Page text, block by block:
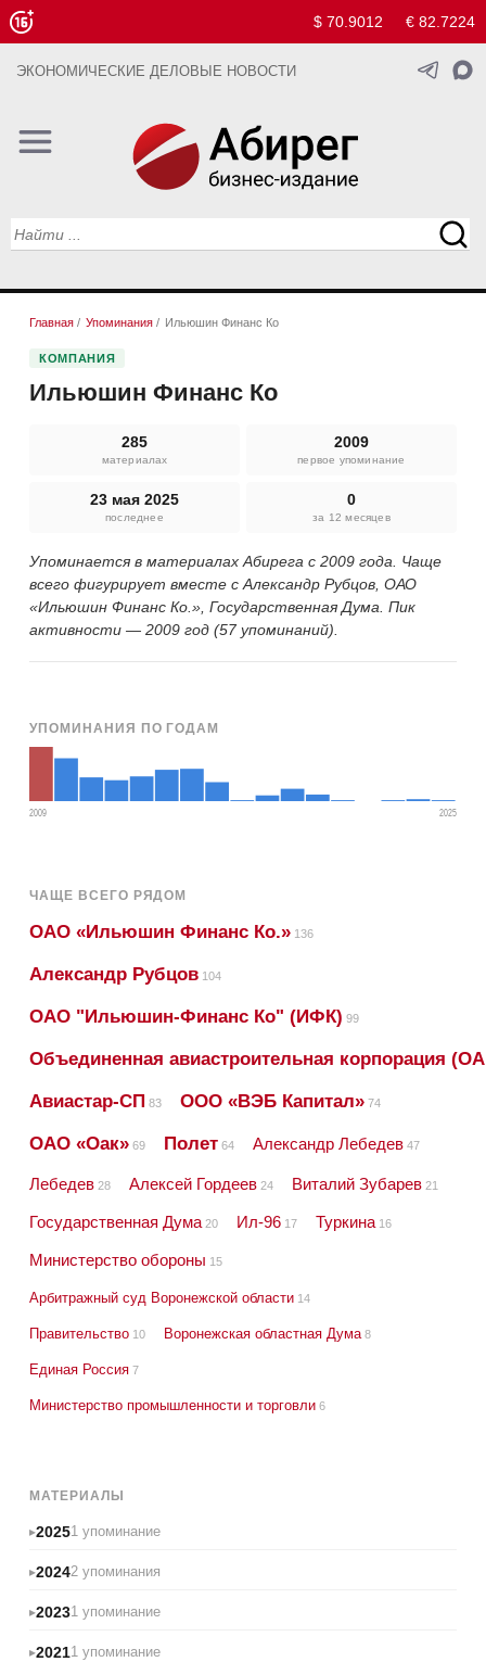
$ 70.9012 € 82.7224
ЭКОНОМИЧЕСКИЕ ДЕЛОВЫЕ НОВОСТИ
Главная / Упоминания / Ильюшин Финанс Ко
КОМПАНИЯ
Ильюшин Финанс Ко
285
материалах
2009
первое упоминание
23 мая 2025
последнее
0
за 12 месяцев
Упоминается в материалах Абирега с 2009 года. Чаще
всего фигурирует вместе с Александр Рубцов, ОАО
«Ильюшин Финанс Ко.», Государственная Дума. Пик
активности — 2009 год (57 упоминаний).
УПОМИНАНИЯ ПО ГОДАМ
2009 2025
ЧАЩЕ ВСЕГО РЯДОМ
ОАО «Ильюшин Финанс Ко.» 136
Александр Рубцов 104
ОАО "Ильюшин-Финанс Ко" (ИФК) 99
Объединенная авиастроительная корпорация
Авиастар-СП 83 ООО «ВЭБ Капитал» 74
ОАО «Оак» 69 Полет 64 Александр Лебедев 47
Лебедев 28 Алексей Гордеев 24 Виталий Зубарев 21
Государственная Дума 20 Ил-96 17 Туркина 16
Министерство обороны 15
Арбитражный суд Воронежской области 14
Правительство 10 Воронежская областная Дума 8
Единая Россия 7
Министерство промышленности и торговли 6
МАТЕРИАЛЫ
20251 упоминание
20242 упоминания
20231 упоминание
20211 упоминание